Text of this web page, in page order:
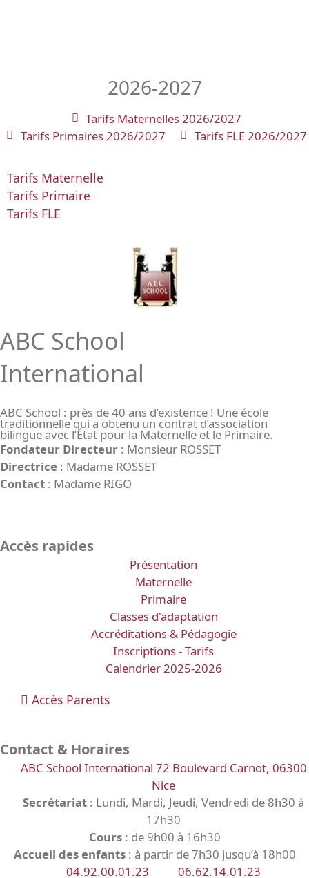
2026-2027
Tarifs Maternelles 2026/2027
Tarifs Primaires 2026/2027
Tarifs FLE 2026/2027
Tarifs Maternelle
Tarifs Primaire
Tarifs FLE
ABC School
International
ABC School : près de 40 ans d’existence ! Une école
traditionnelle qui a obtenu un contrat d’association
bilingue avec l’État pour la Maternelle et le Primaire.
Fondateur Directeur : Monsieur ROSSET
Directrice : Madame ROSSET
Contact : Madame RIGO
Accès rapides
Présentation
Maternelle
Primaire
Classes d'adaptation
Accréditations & Pédagogie
Inscriptions - Tarifs
Calendrier 2025-2026
Accès Parents
Contact & Horaires
ABC School International 72 Boulevard Carnot, 06300
Nice
Secrétariat : Lundi, Mardi, Jeudi, Vendredi de 8h30 à
17h30
Cours: de 9h00 à 16h30
Accueil des enfants: à partir de 7h30 jusqu’à 18h00
04.92.00.01.23
06.62.14.01.23